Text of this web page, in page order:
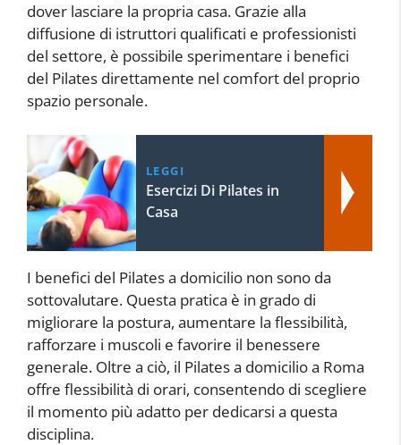
dover lasciare la propria casa. Grazie alla
diffusione di istruttori qualificati e professionisti
del settore, è possibile sperimentare i benefici
del Pilates direttamente nel comfort del proprio
spazio personale.
LEGGI
Esercizi Di Pilates in
Casa
I benefici del Pilates a domicilio non sono da
sottovalutare. Questa pratica è in grado di
migliorare la postura, aumentare la flessibilità,
rafforzare i muscoli e favorire il benessere
generale. Oltre a ciò, il Pilates a domicilio a Roma
offre flessibilità di orari, consentendo di scegliere
il momento più adatto per dedicarsi a questa
disciplina.